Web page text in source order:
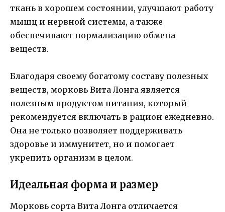
ткань в хорошем состоянии, улучшают работу
мышц и нервной системы, а также
обеспечивают нормализацию обмена
веществ.
Благодаря своему богатому составу полезных
веществ, морковь Вита Лонга является
полезным продуктом питания, который
рекомендуется включать в рацион ежедневно.
Она не только позволяет поддерживать
здоровье и иммунитет, но и помогает
укрепить организм в целом.
Идеальная форма и размер
Морковь сорта Вита Лонга отличается